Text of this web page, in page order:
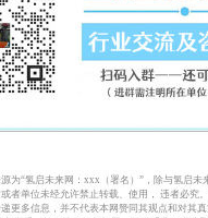
为“氢启未来网：xxx（署名）”，除与氢启未
者单位未经允许禁止转载、使用， 违者必究
更多信息，并不代表本网赞同其观点和对其